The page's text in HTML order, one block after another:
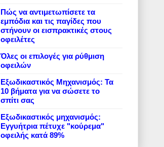
Πώς να αντιμετωπίσετε τα
εμπόδια και τις παγίδες που
στήνουν οι εισπρακτικές στους
οφειλέτες
Όλες οι επιλογές για ρύθμιση
οφειλών
Εξωδικαστικός Μηχανισμός: Τα
10 βήματα για να σώσετε το
σπίτι σας
Εξωδικαστικός μηχανισμός:
Εγγυήτρια πέτυχε "κούρεμα"
οφειλής κατά 89%